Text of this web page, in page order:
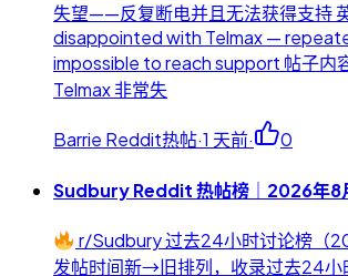
失望——反复断电并且无法获得支持
disappointed with Telmax —
impossible to reach support 帖子内
Telmax 非常失
Barrie Reddit热帖·1 天前· 0
Sudbury Reddit 热帖榜｜2026年8
r/Sudbury 过去24小时讨论榜（
发帖时间新→旧排列，收录过去24小